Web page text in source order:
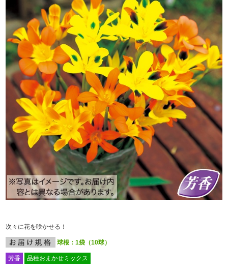
次々に花を咲かせる！
球根：1袋（10球）
芳香 品種おまかせミックス